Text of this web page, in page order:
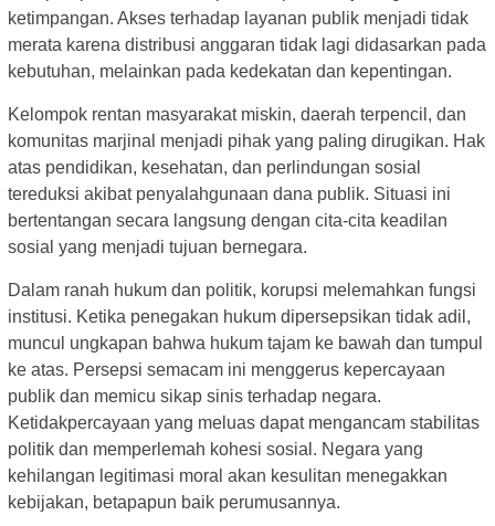
ketimpangan. Akses terhadap layanan publik menjadi tidak
merata karena distribusi anggaran tidak lagi didasarkan pada
kebutuhan, melainkan pada kedekatan dan kepentingan.
Kelompok rentan masyarakat miskin, daerah terpencil, dan
komunitas marjinal menjadi pihak yang paling dirugikan. Hak
atas pendidikan, kesehatan, dan perlindungan sosial
tereduksi akibat penyalahgunaan dana publik. Situasi ini
bertentangan secara langsung dengan cita-cita keadilan
sosial yang menjadi tujuan bernegara.
Dalam ranah hukum dan politik, korupsi melemahkan fungsi
institusi. Ketika penegakan hukum dipersepsikan tidak adil,
muncul ungkapan bahwa hukum tajam ke bawah dan tumpul
ke atas. Persepsi semacam ini menggerus kepercayaan
publik dan memicu sikap sinis terhadap negara.
Ketidakpercayaan yang meluas dapat mengancam stabilitas
politik dan memperlemah kohesi sosial. Negara yang
kehilangan legitimasi moral akan kesulitan menegakkan
kebijakan, betapapun baik perumusannya.